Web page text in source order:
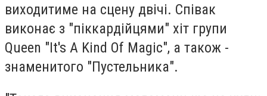
виходитиме на сцену двічі. Співак
виконає з "піккардійцями" хіт групи
Queen "It's A Kind Of Magic", а також -
знаменитого "Пустельника".